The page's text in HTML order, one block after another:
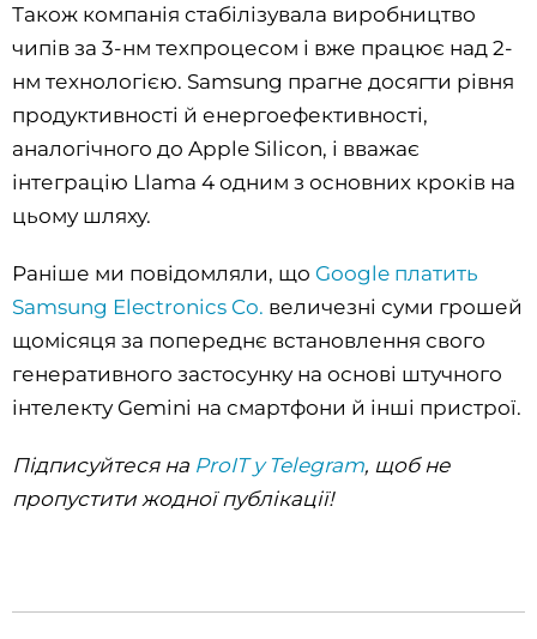
Також компанія стабілізувала виробництво
чипів за 3-нм техпроцесом і вже працює над 2-
нм технологією. Samsung прагне досягти рівня
продуктивності й енергоефективності,
аналогічного до Apple Silicon, і вважає
інтеграцію Llama 4 одним з основних кроків на
цьому шляху.
Раніше ми повідомляли, що Google платить
Samsung Electronics Co. величезні суми грошей
щомісяця за попереднє встановлення свого
генеративного застосунку на основі штучного
інтелекту Gemini на смартфони й інші пристрої.
Підписуйтеся на ProIT у Telegram, щоб не
пропустити жодної публікації!